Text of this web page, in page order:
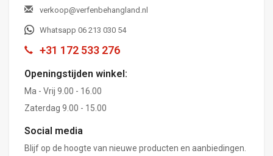
verkoop@verfenbehangland.nl
Whatsapp 06 213 030 54
+31 172 533 276
Openingstijden winkel:
Ma - Vrij 9.00 - 16.00
Zaterdag 9.00 - 15.00
Social media
Blijf op de hoogte van nieuwe producten en aanbiedingen.